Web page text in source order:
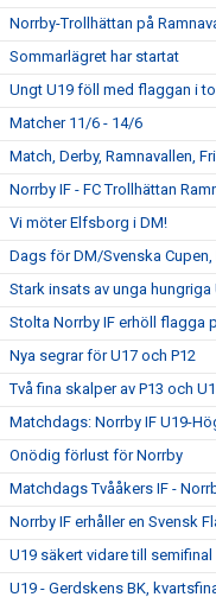
Norrby-Trollhättan på
Sommarlägret har startat
Ungt U19 föll med flaggan i
Matcher 11/6 - 14/6
Match, Derby, Ramnavallen,
Norrby IF - FC Trollhättan
Vi möter Elfsborg i DM!
Dags för DM/Svenska
Stark insats av unga hungriga
Stolta Norrby IF erhöll flagga
Nya segrar för U17 och P12
Två fina skalper av P13 och
Matchdags: Norrby IF U19-
Onödig förlust för Norrby
Matchdags Tvååkers IF -
Norrby IF erhåller en Svensk
U19 säkert vidare till semifinal
U19 - Gerdskens BK,